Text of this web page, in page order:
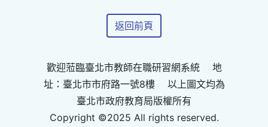
返回前頁
歡迎蒞臨臺北市教師在職研習網系統 地
址：臺北市市府路一號8樓 以上圖文均為
臺北市政府教育局版權所有
Copyright ©2025 All rights reserved.